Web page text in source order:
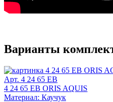
Варианты
Арт. 4 24 65 EB
4 24 65 EB ORIS AQUIS
Материал: Каучук